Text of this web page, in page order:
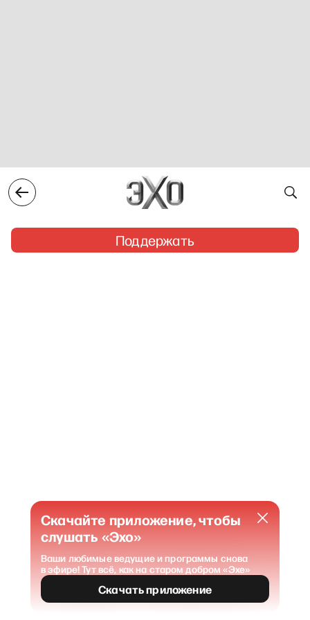
Поддержать
404 Страница не найдена.
Скачайте приложение, чтобы
слушать «Эхо»
Ваши любимые ведущие и программы снова
в эфире! Тут всё, как на старом добром «Эхе»
Скачать приложение